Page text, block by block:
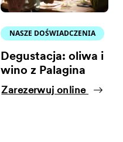
NASZE DOŚWIADCZENIA
Degustacja: oliwa i
wino z Palagina
Zarezerwuj online